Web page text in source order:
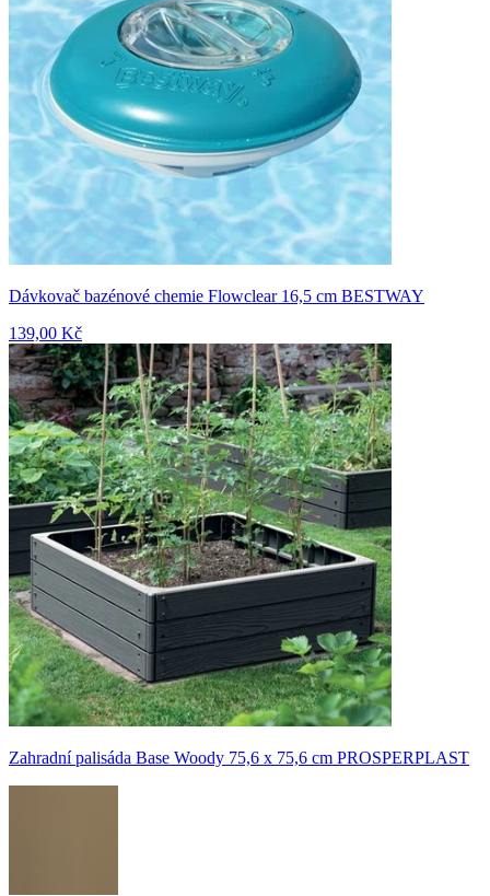
Dávkovač bazénové chemie Flowclear 16,5 cm BESTWAY
139,00 Kč
Zahradní palisáda Base Woody 75,6 x 75,6 cm PROSPERPLAST